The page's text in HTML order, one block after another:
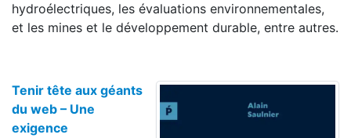
hydroélectriques, les évaluations environnementales,
et les mines et le développement durable, entre autres.
Tenir tête aux géants
du web – Une
exigence